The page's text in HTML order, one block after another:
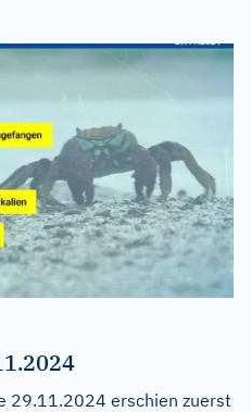
29.11.2024 erschien zuerst